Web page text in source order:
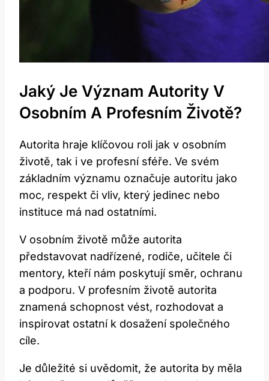
Jaký Je Význam Autority V
Osobním A Profesním Životě?
Autorita hraje klíčovou roli jak v osobním
životě, tak i ve profesní sféře. Ve svém
základním významu označuje autoritu jako
moc, respekt či vliv, který jedinec nebo
instituce má nad ostatními.
V osobním životě může autorita
představovat nadřízené, rodiče, učitele či
mentory, kteří nám poskytují směr, ochranu
a podporu. V profesním životě autorita
znamená schopnost vést, rozhodovat a
inspirovat ostatní k dosažení společného
cíle.
Je důležité si uvědomit, že autorita by měla